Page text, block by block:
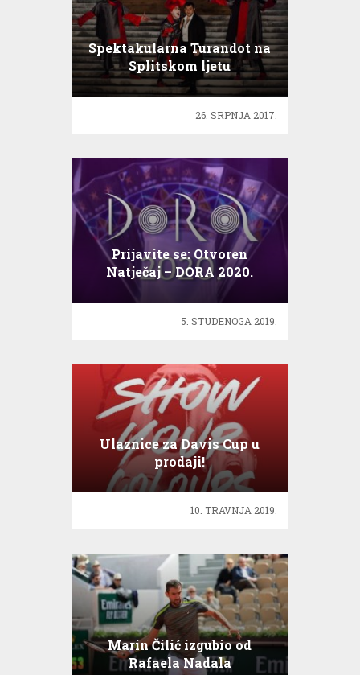
Spektakularna Turandot na
Splitskom ljetu
26. SRPNJA 2017.
Prijavite se: Otvoren
Natječaj – DORA 2020.
5. STUDENOGA 2019.
Ulaznice za Davis Cup u
prodaji!
10. TRAVNJA 2019.
Marin Čilić izgubio od
Rafaela Nadala